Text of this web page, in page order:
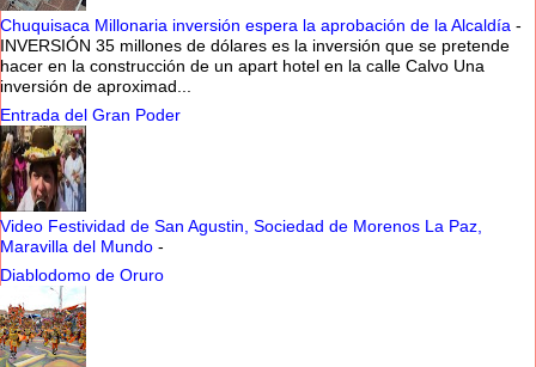
Chuquisaca Millonaria inversión espera la aprobación de la Alcaldía -
INVERSIÓN 35 millones de dólares es la inversión que se pretende
hacer en la construcción de un apart hotel en la calle Calvo Una
inversión de aproximad...
Entrada del Gran Poder
Video Festividad de San Agustin, Sociedad de Morenos La Paz,
Maravilla del Mundo -
Diablodomo de Oruro